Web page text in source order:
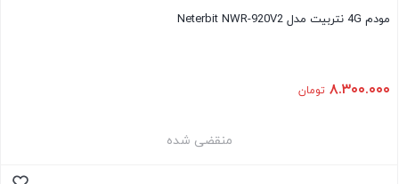
مودم 4G نتربیت مدل Neterbit NWR-920V2
۸.۳۰۰.۰۰۰ تومان
منقضی شده